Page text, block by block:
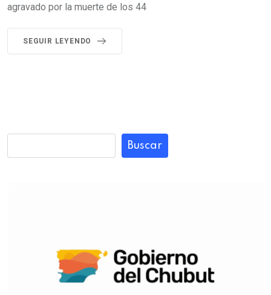
agravado por la muerte de los 44
SEGUIR LEYENDO
Buscar